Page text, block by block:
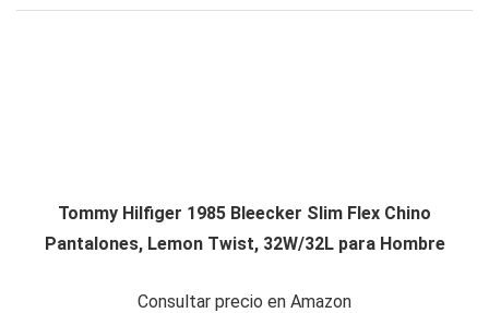
Tommy Hilfiger 1985 Bleecker Slim Flex Chino
Pantalones, Lemon Twist, 32W/32L para Hombre
Consultar precio en Amazon